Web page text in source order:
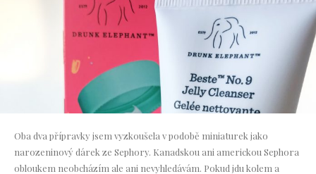
Oba dva přípravky jsem vyzkoušela v podobě miniaturek jako
narozeninový dárek ze Sephory. Kanadskou ani americkou Sephora
obloukem neobcházím ale ani nevyhledávám. Pokud jdu kolem a